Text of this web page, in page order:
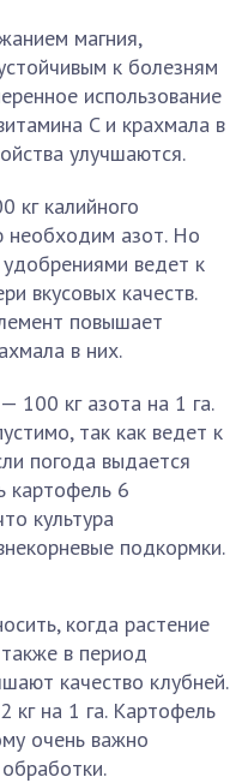
магния,
к болезням
использование
C и крахмала в
улучшаются.
кг калийного
необходим азот. Но
ведет к
вкусовых качеств.
повышает
в них.
100 кг азота на 1 га.
так как ведет к
погода выдается
картофель 6
культура
подкормки.
когда растение
в период
качество клубней.
кг на 1 га. Картофель
очень важно